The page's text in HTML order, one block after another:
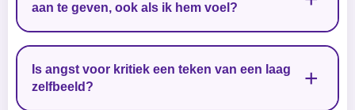
aan te geven, ook als ik hem voel?
zwaarder dan de grens zelf. Dat is een aangeleerd
Is angst voor kritiek een teken van een laag
zelfbeeld?